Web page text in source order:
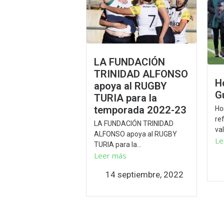
LA FUNDACIÓN
TRINIDAD ALFONSO
apoya al RUGBY
TURIA para la
temporada 2022-23
LA FUNDACIÓN TRINIDAD
ALFONSO apoya al RUGBY
TURIA para la...
Leer más
14 septiembre, 2022